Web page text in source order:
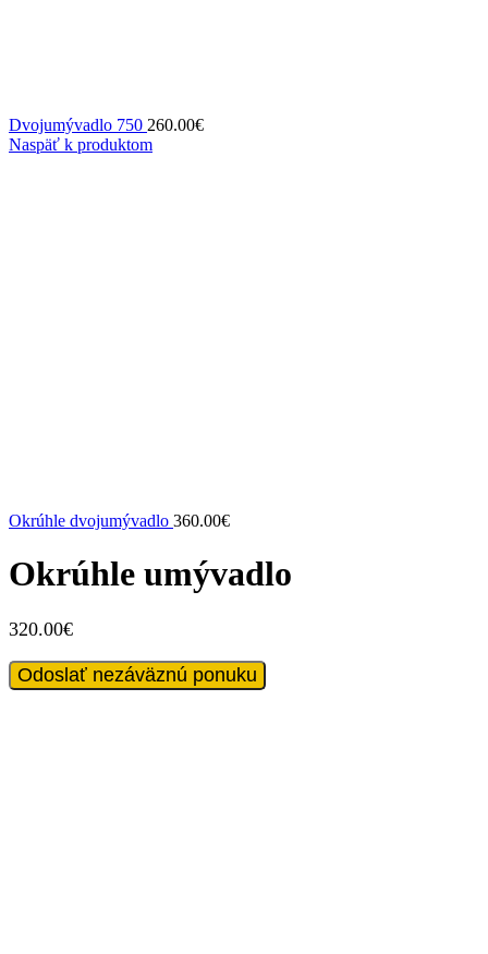
Dvojumývadlo 750 260.00€
Naspäť k produktom
Okrúhle dvojumývadlo 360.00€
Okrúhle umývadlo
320.00€
množstvo
Okrúhle
Odoslať nezáväznú ponuku